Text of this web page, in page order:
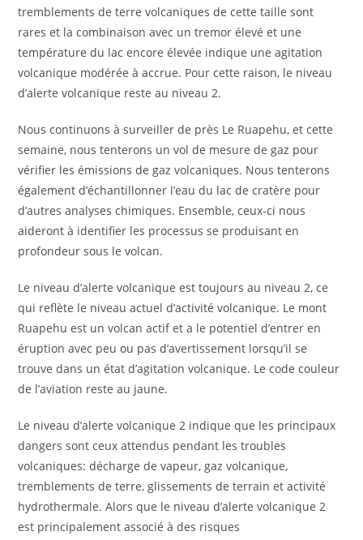
tremblements de terre volcaniques de cette taille sont
rares et la combinaison avec un tremor élevé et une
température du lac encore élevée indique une agitation
volcanique modérée à accrue. Pour cette raison, le niveau
d’alerte volcanique reste au niveau 2.
Nous continuons à surveiller de près Le Ruapehu, et cette
semaine, nous tenterons un vol de mesure de gaz pour
vérifier les émissions de gaz volcaniques. Nous tenterons
également d’échantillonner l’eau du lac de cratère pour
d’autres analyses chimiques. Ensemble, ceux-ci nous
aideront à identifier les processus se produisant en
profondeur sous le volcan.
Le niveau d’alerte volcanique est toujours au niveau 2, ce
qui reflète le niveau actuel d’activité volcanique. Le mont
Ruapehu est un volcan actif et a le potentiel d’entrer en
éruption avec peu ou pas d’avertissement lorsqu’il se
trouve dans un état d’agitation volcanique. Le code couleur
de l’aviation reste au jaune.
Le niveau d’alerte volcanique 2 indique que les principaux
dangers sont ceux attendus pendant les troubles
volcaniques: décharge de vapeur, gaz volcanique,
tremblements de terre, glissements de terrain et activité
hydrothermale. Alors que le niveau d’alerte volcanique 2
est principalement associé à des risques